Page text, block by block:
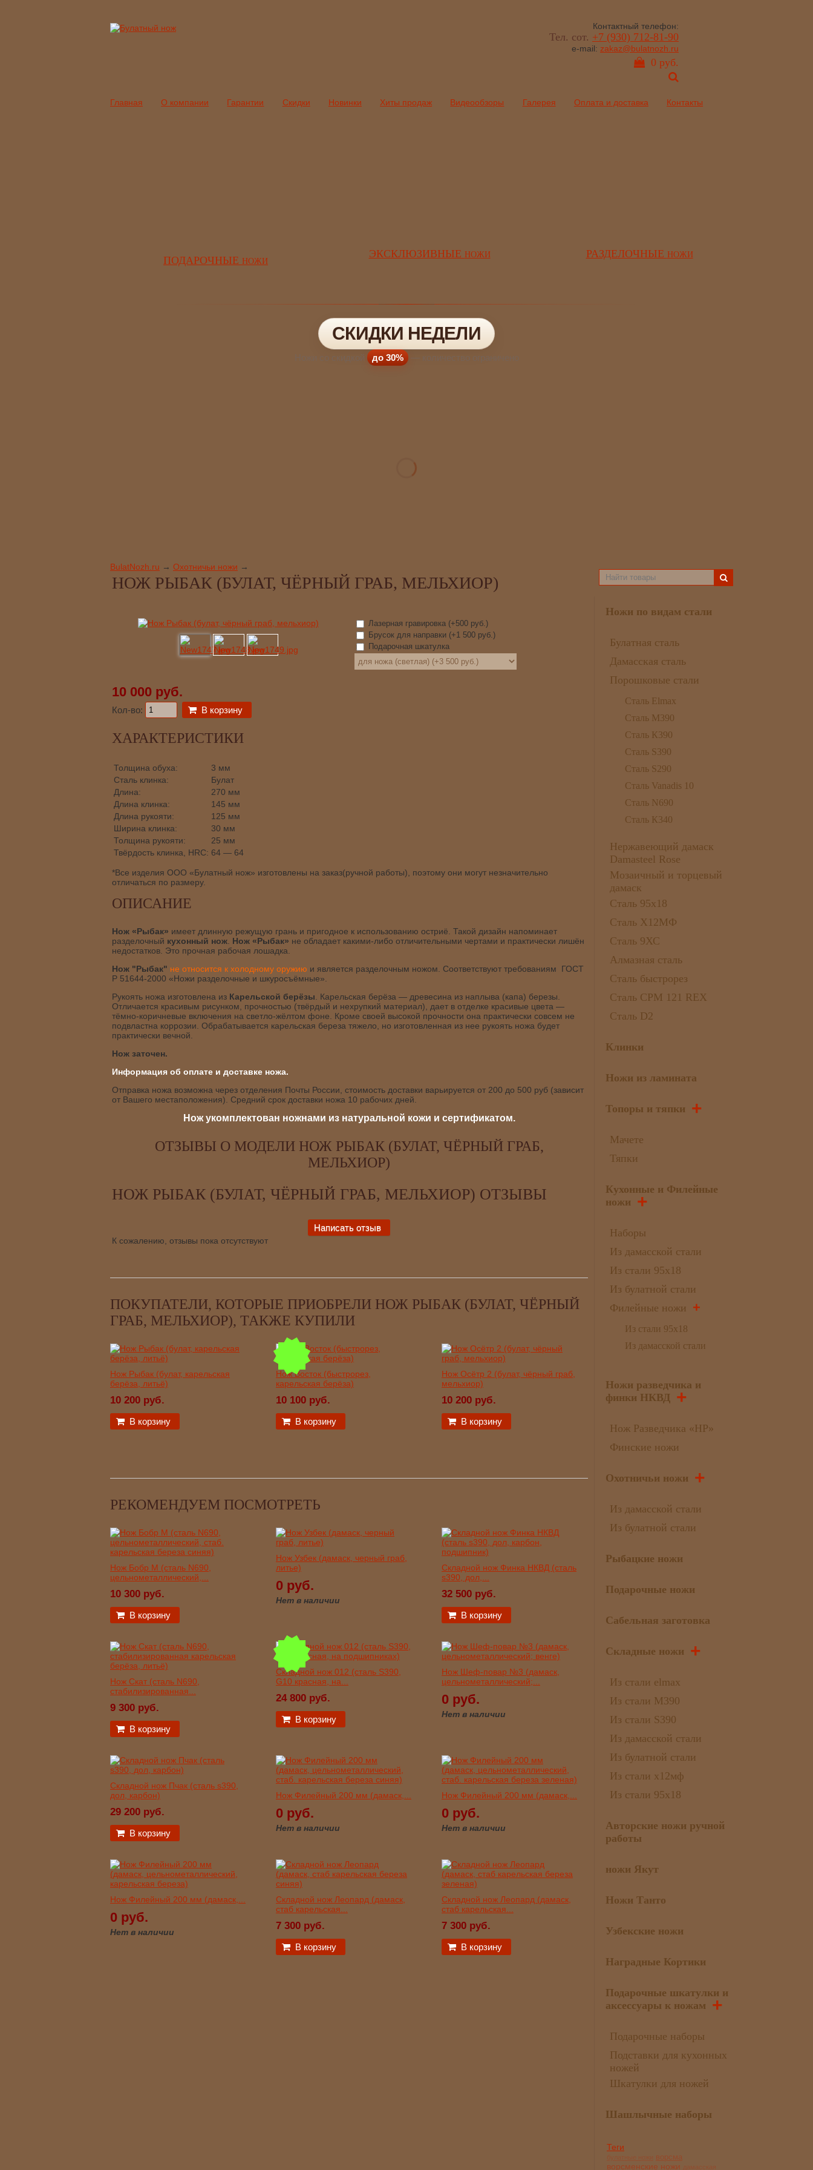
Контактный телефон:
Тел. сот. +7 (930) 712-81-90
e-mail: zakaz@bulatnozh.ru
0 руб.
Главная О компании Гарантии Скидки Новинки Хиты продаж Видеообзоры Галерея Оплата и доставка Контакты
ПОДАРОЧНЫЕ НОЖИ
ЭКСКЛЮЗИВНЫЕ НОЖИ РАЗДЕЛОЧНЫЕ НОЖИ
СКИДКИ НЕДЕЛИ
Ножи со скидкой до 30% — количество ограничено
BulatNozh.ru → Охотничьи ножи →
НОЖ РЫБАК (БУЛАТ, ЧЁРНЫЙ ГРАБ, МЕЛЬХИОР)
Лазерная гравировка (+500 руб.)
Брусок для направки (+1 500 руб.)
Подарочная шкатулка
10 000 руб.
Кол-во: В корзину
ХАРАКТЕРИСТИКИ
Толщина обуха:
3 мм
Сталь клинка:
Булат
Длина:
270 мм
Длина клинка:
145 мм
Длина рукояти:
125 мм
Ширина клинка:
30 мм
Толщина рукояти:
25 мм
Твёрдость клинка, HRC: 64 — 64
*Все изделия ООО «Булатный нож» изготовлены на заказ(ручной работы), поэтому они могут незначительно
отличаться по размеру.
ОПИСАНИЕ
Нож «Рыбак» имеет длинную режущую грань и пригодное к использованию остриё. Такой дизайн напоминает
разделочный кухонный нож Нож «Рыбак» не обладает какими-либо отличительными чертами и практически лишён
недостатков. Это прочная рабочая лошадка.
Нож "Рыбак" не относится к холодному оружию и является разделочным ножом. Соответствуют требованиям ГОСТ
Р 51644-2000 «Ножи разделочные и шкуросъёмные».
Рукоять ножа изготовлена из Карельской берёзы . Карельская берёза — древесина из наплыва (капа) березы.
Отличается красивым рисунком, прочностью (твёрдый и нехрупкий материал), дает в отделке красивые цвета —
тёмно-коричневые включения на светло-жёлтом фоне. Кроме своей высокой прочности она практически совсем не
подвластна коррозии. Обрабатывается карельская береза тяжело, но изготовленная из нее рукоять ножа будет
практически вечной.
Нож заточен.
Информация об оплате и доставке ножа.
Отправка ножа возможна через отделения Почты России, стоимость доставки варьируется от 200 до 500 руб (зависит
от Вашего местаположения). Средний срок доставки ножа 10 рабочих дней.
Нож укомплектован ножнами из натуральной кожи и сертификатом.
ОТЗЫВЫ О МОДЕЛИ НОЖ РЫБАК (БУЛАТ, ЧЁРНЫЙ ГРАБ,
МЕЛЬХИОР)
НОЖ РЫБАК (БУЛАТ, ЧЁРНЫЙ ГРАБ, МЕЛЬХИОР) ОТЗЫВЫ
К сожалению, отзывы пока отсутствуют
ПОКУПАТЕЛИ, КОТОРЫЕ ПРИОБРЕЛИ НОЖ РЫБАК (БУЛАТ, ЧЁРНЫЙ
ГРАБ, МЕЛЬХИОР), ТАКЖЕ КУПИЛИ
Нож Рыбак (булат, карельская
берёза, литьё)
10 200 руб.
В корзину
Нож Восток (быстрорез,
карельская берёза)
10 100 руб.
В корзину
Нож Осётр 2 (булат, чёрный граб,
мельхиор)
10 200 руб.
В корзину
РЕКОМЕНДУЕМ ПОСМОТРЕТЬ
Нож Бобр М (сталь N690,
цельнометаллический,...
10 300 руб.
В корзину
Нож Узбек (дамаск, черный граб,
литье)
0 руб.
Нет в наличии
Складной нож Финка НКВД (сталь
s390, дол,...
32 500 руб.
В корзину
Нож Скат (сталь N690,
стабилизированная...
9 300 руб.
В корзину
Складной нож 012 (сталь S390,
G10 красная, на...
24 800 руб.
В корзину
Нож Шеф-повар №3 (дамаск,
цельнометаллический;...
0 руб.
Нет в наличии
Складной нож Пчак (сталь s390,
дол, карбон)
29 200 руб.
В корзину
Нож Филейный 200 мм (дамаск,...
0 руб.
Нет в наличии
Нож Филейный 200 мм (дамаск,...
0 руб.
Нет в наличии
Нож Филейный 200 мм (дамаск,...
0 руб.
Нет в наличии
Складной нож Леопард (дамаск,
стаб карельская...
7 300 руб.
В корзину
Складной нож Леопард (дамаск,
стаб карельская...
7 300 руб.
В корзину
Ножи по видам стали
Булатная сталь
Дамасская сталь
Порошковые стали
Сталь Elmax
Сталь М390
Сталь К390
Сталь S390
Сталь S290
Сталь Vanadis 10
Сталь N690
Сталь К340
Нержавеющий дамаск
Damasteel Rose
Мозаичный и торцевый
дамаск
Сталь 95х18
Сталь Х12МФ
Сталь 9ХС
Алмазная сталь
Сталь быстрорез
Сталь CPM 121 REX
Сталь D2
Клинки
Ножи из ламината
Топоры и тяпки +
Мачете
Тяпки
Кухонные и Филейные
ножи +
Наборы
Из дамасской стали
Из стали 95х18
Из булатной стали
Филейные ножи
+
Из стали 95х18
Из дамасской стали
Ножи разведчика и
финки НКВД +
Нож Разведчика «НР»
Финские ножи
Охотничьи ножи +
Из дамасской стали
Из булатной стали
Рыбацкие ножи
Подарочные ножи
Сабельная заготовка
Складные ножи +
Из стали elmax
Из стали М390
Из стали S390
Из дамасской стали
Из булатной стали
Из стали х12мф
Из стали 95х18
Авторские ножи ручной
работы
ножи Якут
Ножи Танто
Узбекские ножи
Наградные Кортики
Подарочные шкатулки и
аксессуары к ножам +
Подарочные наборы
Подставки для кухонных
ножей
Шкатулки для ножей
Шашлычные наборы
Теги
ворсма
ворсменские ножи